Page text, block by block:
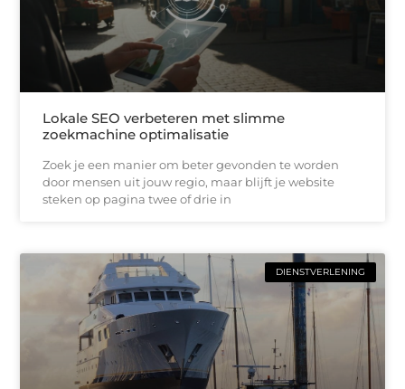
Lokale SEO verbeteren met slimme
zoekmachine optimalisatie
Zoek je een manier om beter gevonden te worden
door mensen uit jouw regio, maar blijft je website
steken op pagina twee of drie in
DIENSTVERLENING